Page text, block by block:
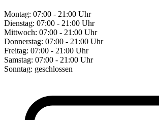
Montag: 07:00 - 21:00 Uhr
Dienstag: 07:00 - 21:00 Uhr
Mittwoch: 07:00 - 21:00 Uhr
Donnerstag: 07:00 - 21:00 Uhr
Freitag: 07:00 - 21:00 Uhr
Samstag: 07:00 - 21:00 Uhr
Sonntag: geschlossen